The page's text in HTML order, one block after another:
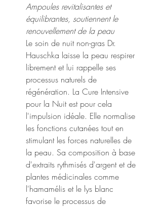
Ampoules revitalisantes et
équilibrantes, soutiennent le
renouvellement de la peau
Le soin de nuit non-gras Dr.
Hauschka laisse la peau respirer
librement et lui rappelle ses
processus naturels de
régénération. La Cure Intensive
pour la Nuit est pour cela
l'impulsion idéale. Elle normalise
les fonctions cutanées tout en
stimulant les forces naturelles de
la peau. Sa composition à base
d'extraits rythmisés d'argent et de
plantes médicinales comme
l'hamamélis et le lys blanc
favorise le processus de